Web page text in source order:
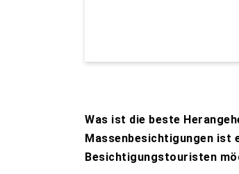
Was ist die beste
Massenbesichtigungen ist
Besichtigungstouristen